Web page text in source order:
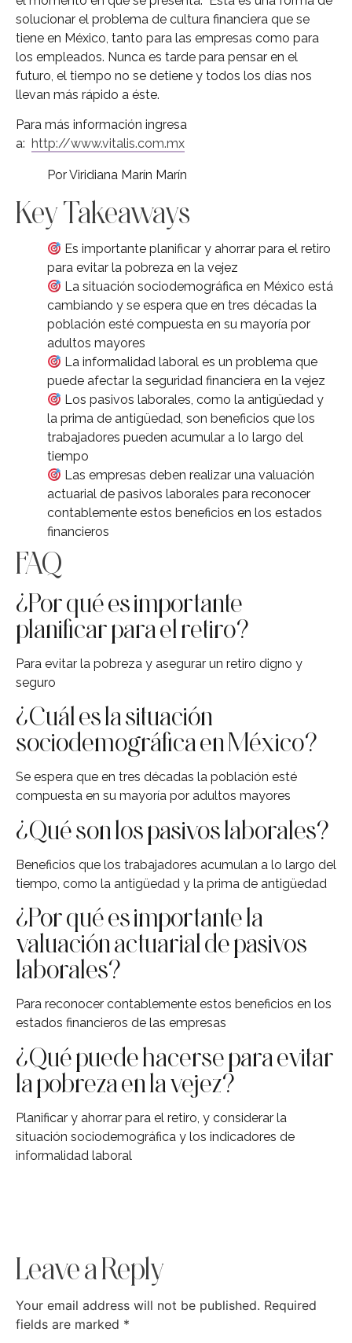
solucionar el problema de cultura financiera que se
tiene en México, tanto para las empresas como para
los empleados. Nunca es tarde para pensar en el
futuro, el tiempo no se detiene y todos los días nos
llevan más rápido a éste.
Para más información ingresa
a: http://www.vitalis.com.mx
Por Viridiana Marín Marín
Key Takeaways
Es importante planificar y ahorrar para el retiro
para evitar la pobreza en la vejez
La situación sociodemográfica en México está
cambiando y se espera que en tres décadas la
población esté compuesta en su mayoría por
adultos mayores
La informalidad laboral es un problema que
puede afectar la seguridad financiera en la vejez
Los pasivos laborales, como la antigüedad y
la prima de antigüedad, son beneficios que los
trabajadores pueden acumular a lo largo del
tiempo
Las empresas deben realizar una valuación
actuarial de pasivos laborales para reconocer
contablemente estos beneficios en los estados
financieros
FAQ
¿Por qué es importante
planificar para el retiro?
Para evitar la pobreza y asegurar un retiro digno y
seguro
¿Cuál es la situación
sociodemográfica en México?
Se espera que en tres décadas la población esté
compuesta en su mayoría por adultos mayores
¿Qué son los pasivos laborales?
Beneficios que los trabajadores acumulan a lo largo del
tiempo, como la antigüedad y la prima de antigüedad
¿Por qué es importante la
valuación actuarial de pasivos
laborales?
Para reconocer contablemente estos beneficios en los
estados financieros de las empresas
¿Qué puede hacerse para evitar
la pobreza en la vejez?
Planificar y ahorrar para el retiro, y considerar la
situación sociodemográfica y los indicadores de
informalidad laboral
Leave a Reply
Your email address will not be published. Required
fields are marked *